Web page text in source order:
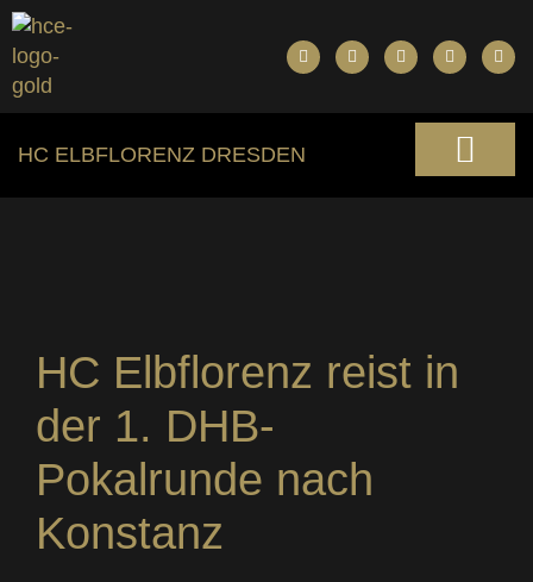
HC ELBFLORENZ DRESDEN
HC Elbflorenz reist in
der 1. DHB-
Pokalrunde nach
Konstanz